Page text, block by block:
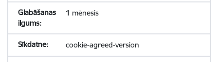
1 mēnesis
cookie-agreed-version